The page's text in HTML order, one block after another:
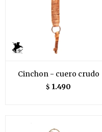
Cinchon - cuero crudo
$ 1.490